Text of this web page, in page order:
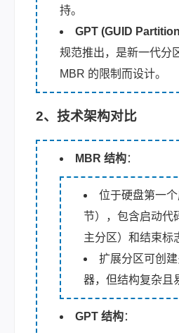
持。
GPT (GUID
规范推出，是新一代分
MBR 的限制而设计。
2、技术架构对比
MBR 结构：
位于硬盘第一
节），包含启动代
主分区）和结束标
扩展分区可创
器，但结构复杂且
GPT 结构：